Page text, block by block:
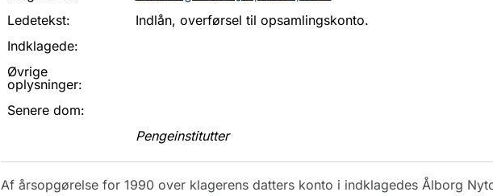
Ledetekst:
Indlån, overførsel til opsamlingskonto.
Indklagede:
Øvrige
oplysninger:
Senere dom:
Pengeinstitutter
Af årsopgørelse for 1990 over klagerens datters konto i indklagedes Ålborg